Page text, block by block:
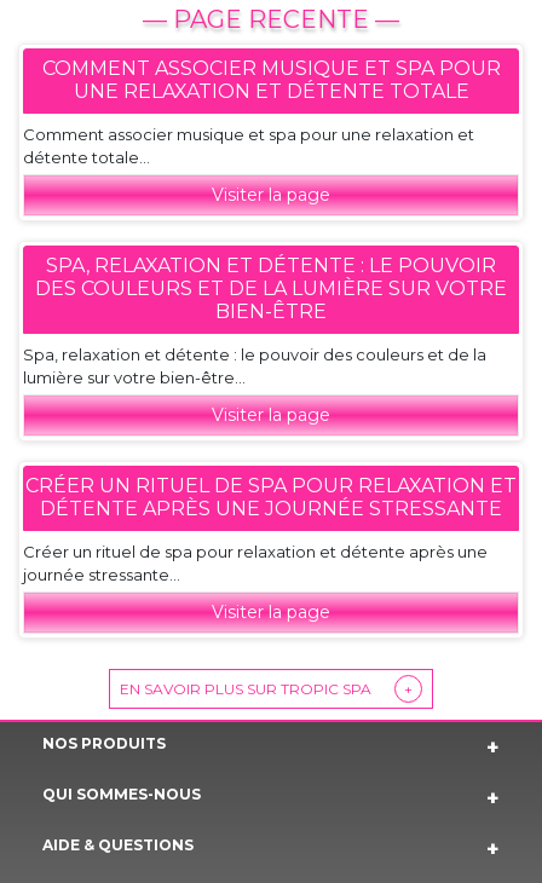
— PAGE RECENTE —
COMMENT ASSOCIER MUSIQUE ET SPA POUR
UNE RELAXATION ET DÉTENTE TOTALE
Comment associer musique et spa pour une relaxation et
détente totale...
Visiter la page
SPA, RELAXATION ET DÉTENTE : LE POUVOIR
DES COULEURS ET DE LA LUMIÈRE SUR VOTRE
BIEN-ÊTRE
Spa, relaxation et détente : le pouvoir des couleurs et de la
lumière sur votre bien-être...
Visiter la page
CRÉER UN RITUEL DE SPA POUR RELAXATION ET
DÉTENTE APRÈS UNE JOURNÉE STRESSANTE
Créer un rituel de spa pour relaxation et détente après une
journée stressante...
Visiter la page
EN SAVOIR PLUS SUR TROPIC SPA +
NOS PRODUITS
QUI SOMMES-NOUS
AIDE & QUESTIONS